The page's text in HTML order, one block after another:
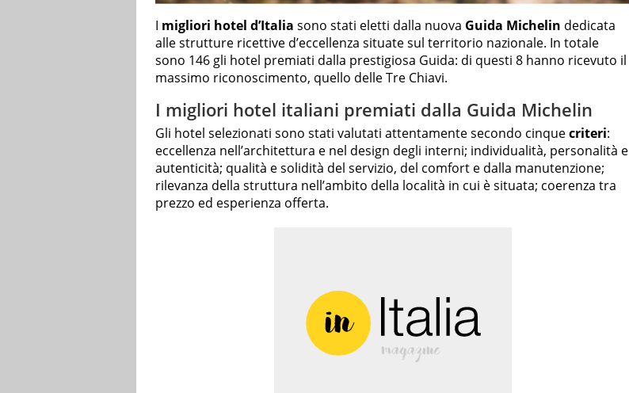
I migliori hotel d’Italia sono stati eletti dalla nuova Guida Michelin dedicata
alle strutture ricettive d’eccellenza situate sul territorio nazionale. In totale
sono 146 gli hotel premiati dalla prestigiosa Guida: di questi 8 hanno ricevuto il
massimo riconoscimento, quello delle Tre Chiavi.
I migliori hotel italiani premiati dalla Guida Michelin
Gli hotel selezionati sono stati valutati attentamente secondo cinquecriteri:
eccellenza nell’architettura e nel design degli interni; individualità, personalità e
autenticità; qualità e solidità del servizio, del comfort e dalla manutenzione;
rilevanza della struttura nell’ambito della località in cui è situata; coerenza tra
prezzo ed esperienza offerta.